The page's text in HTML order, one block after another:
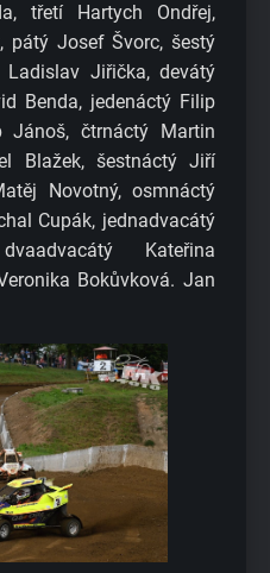
třetí Hartych Ondřej,
pátý Josef Švorc, šestý
Jiřička, devátý
Benda, jedenáctý Filip
Jánoš, čtrnáctý Martin
Blažek, šestnáctý Jiří
Novotný, osmnáctý
Cupák, jednadvacátý
Kateřina
Bokůvková. Jan